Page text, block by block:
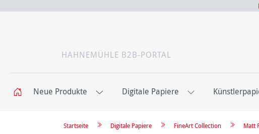
HAHNEMÜHLE B2B-PORTAL
Neue Produkte Digitale Papiere
Matt
FineArt Collection
Digitale Papiere
Startseite